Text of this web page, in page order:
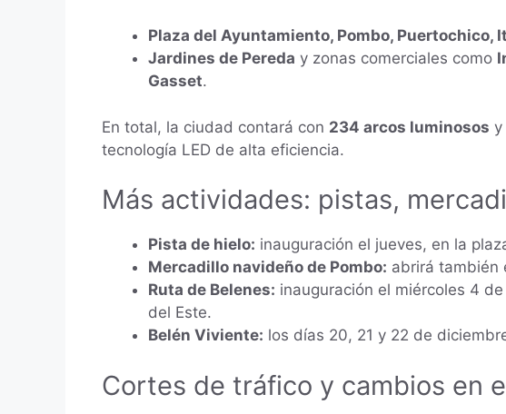
Plaza del Ayuntamiento, Pombo, Puertochico,
Jardines de Pereda y zonas comerciales como
Gasset.
En total, la ciudad contará con 234 arcos luminosos y
tecnología LED de alta eficiencia.
Más actividades: pistas,
Pista de hielo: inauguración el jueves, en la
Mercadillo navideño de Pombo: abrirá también
Ruta de Belenes: inauguración el miércoles 4
del Este.
Belén Viviente: los días 20, 21 y 22 de
Cortes de tráfico y cambios en